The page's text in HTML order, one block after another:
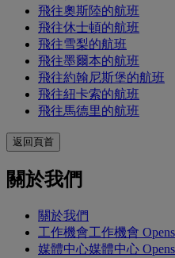
飛往奧斯陸的航班
飛往休士頓的航班
飛往雪梨的航班
飛往墨爾本的航班
飛往約翰尼斯堡的航班
飛往紐卡索的航班
飛往馬德里的航班
返回頁首
關於我們
關於我們
工作機會工作機會
媒體中心媒體中心